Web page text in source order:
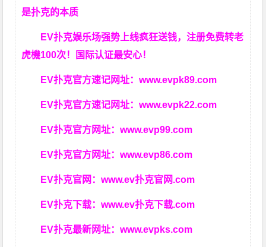
是扑克的本质
EV扑克娱乐场强势上线疯狂送钱，注册免费转老
虎機100次！国际认证最安心！
EV扑克官方速记网址：www.evpk89.com
EV扑克官方速记网址：www.evpk22.com
EV扑克官方网址：www.evp99.com
EV扑克官方网址：www.evp86.com
EV扑克官网：www.ev扑克官网.com
EV扑克下载：www.ev扑克下载.com
EV扑克最新网址：www.evpks.com